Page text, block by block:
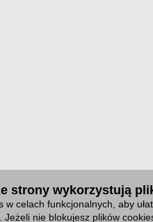
strony wykorzystują
w celach funkcjonalnych, aby
Jeżeli nie blokujesz plików